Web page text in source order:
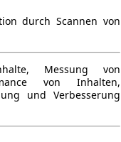
durch Scannen von
Messung von
von Inhalten,
und Verbesserung